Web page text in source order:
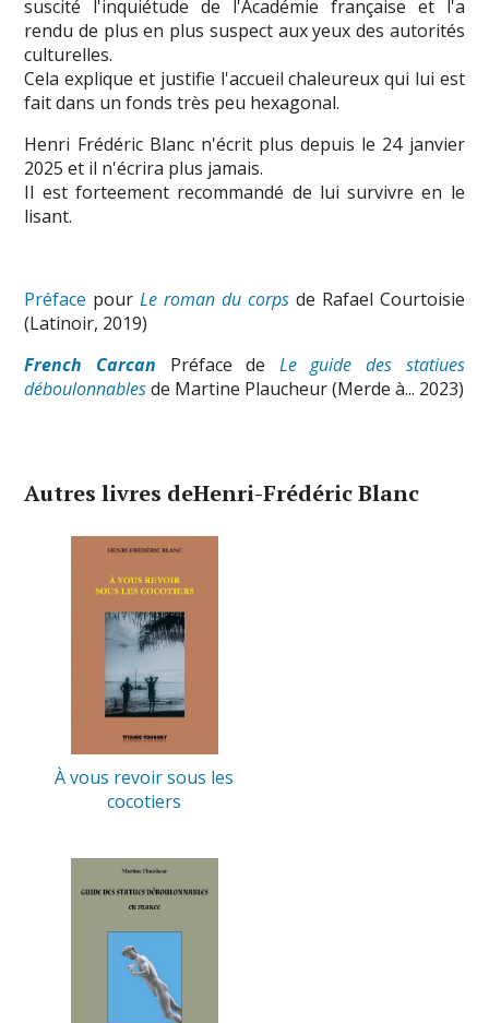
suscité l'inquiétude de l'Académie française et l'a
rendu de plus en plus suspect aux yeux des autorités
culturelles.
Cela explique et justifie l'accueil chaleureux qui lui est
fait dans un fonds très peu hexagonal.
Henri Frédéric Blanc n'écrit plus depuis le 24 janvier
2025 et il n'écrira plus jamais.
Il est forteement recommandé de lui survivre en le
lisant.
Préface pourLe roman du corps de Rafael Courtoisie
(Latinoir, 2019)
French Carcan Préface de Le guide des statiues
déboulonnablesde Martine Plaucheur (Merde à... 2023)
Autres livres deHenri-Frédéric Blanc
À vous revoir sous les
cocotiers